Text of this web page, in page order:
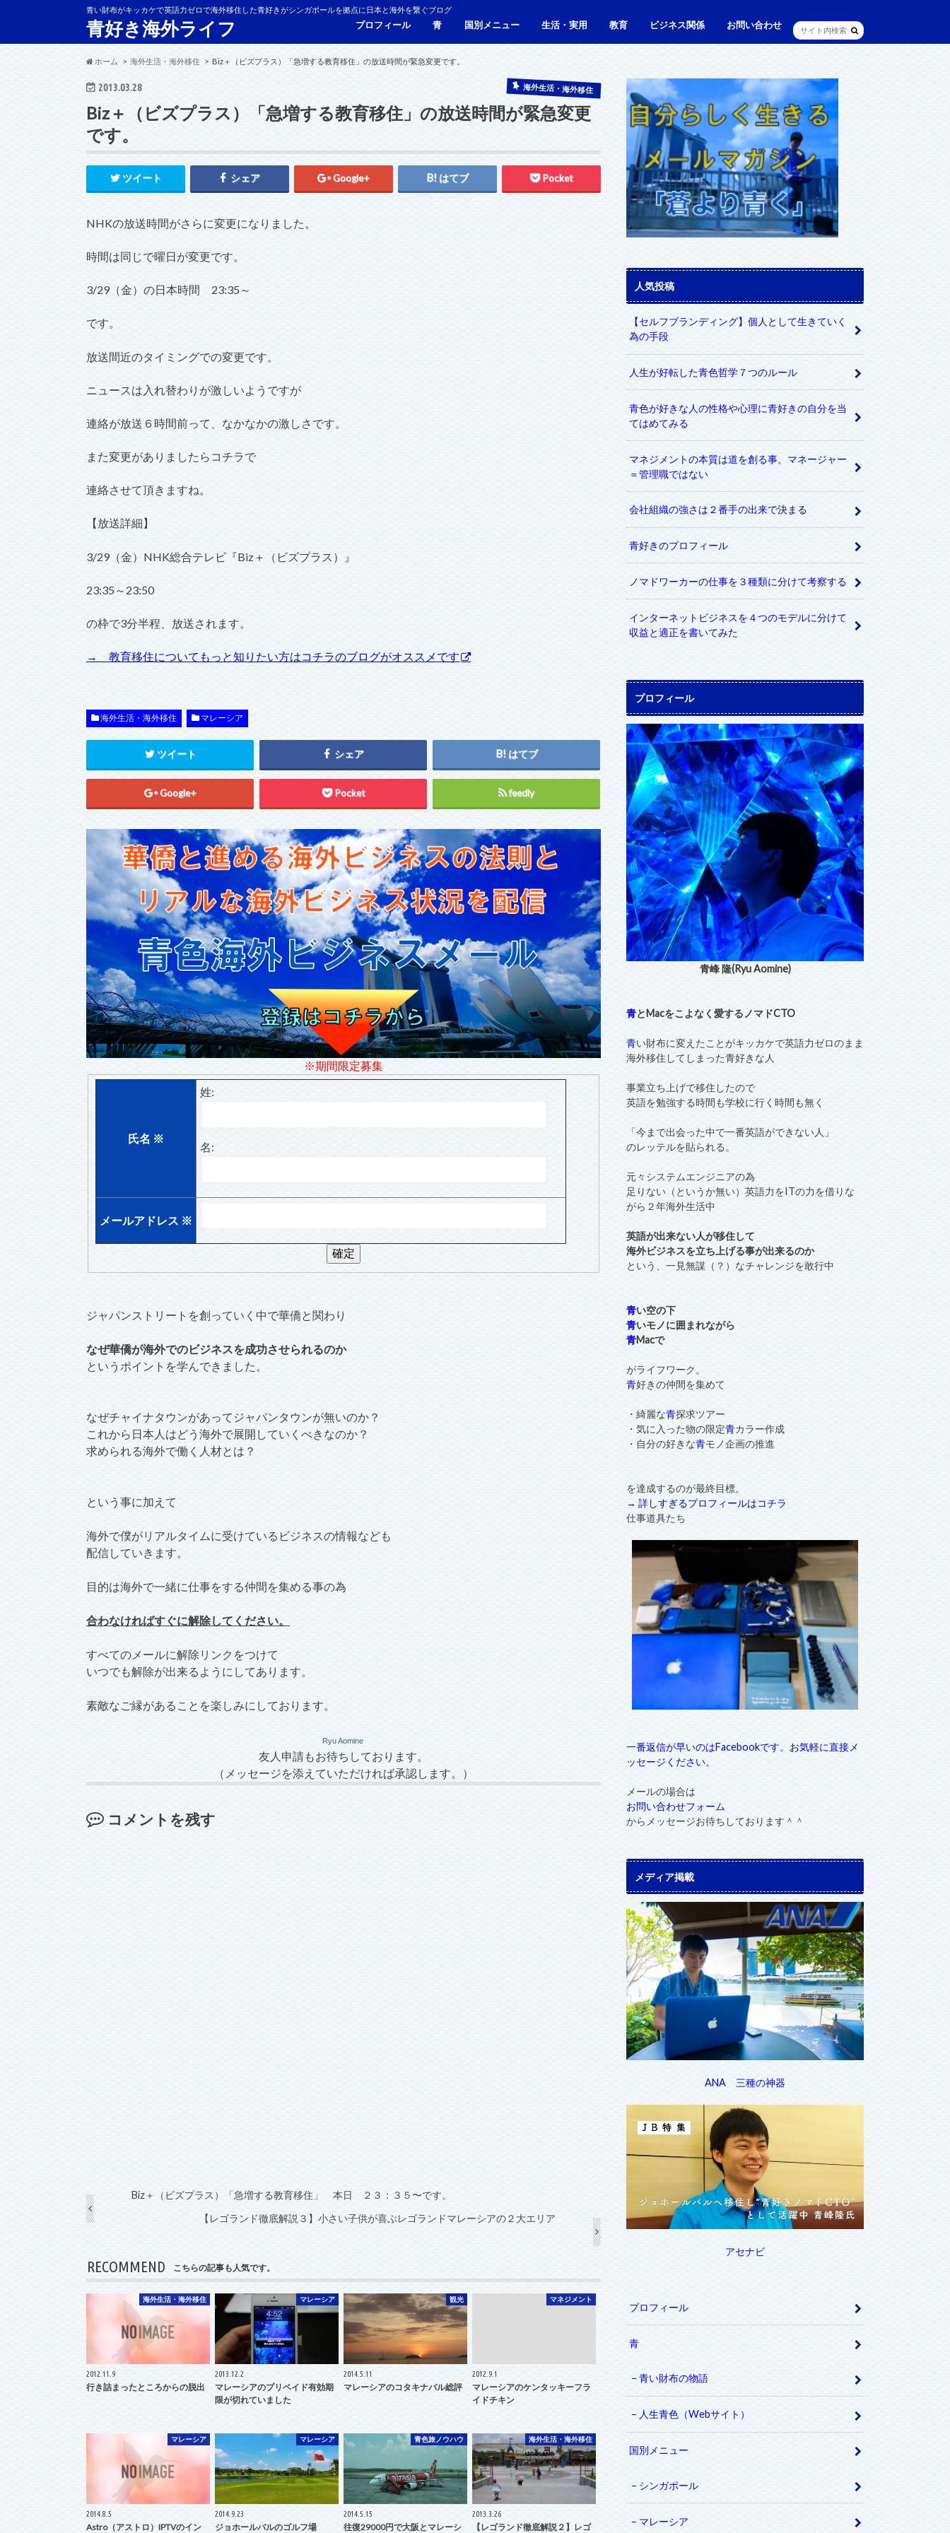
青い財布がキッカケで英語力ゼロで海外移住した青好きがシンガポールを拠点に日本と海外を繋ぐブログ
青好き海外ライフ プロフィール 青 国別メニュー 生活・実用 教育 ビジネス関係 お問い合わせ
ホーム 海外生活・海外移住 Biz＋（ビズプラス）「急増する教育移住」の放送時間が緊急変更です。
2013.03.28 海外生活・海外移住
Biz＋（ビズプラス）「急増する教育移住」の放送時間が緊急変更
です。
ツイート シェア Google+ はてブ Pocket
NHKの放送時間がさらに変更になりました。
時間は同じで曜日が変更です。
3/29（金）の日本時間 23:35～
です。
放送間近のタイミングでの変更です。
ニュースは入れ替わりが激しいようですが
連絡が放送６時間前って、なかなかの激しさです。
また変更がありましたらコチラで
連絡させて頂きますね。
【放送詳細】
3/29（金）NHK総合テレビ『Biz＋（ビズプラス）』
23:35～23:50
の枠で3分半程、放送されます。
→ 教育移住についてもっと知りたい方はコチラのブログがオススメです
海外生活・海外移住 マレーシア
ツイート シェア はてブ
Google+ Pocket feedly
※期間限定募集
氏名 ※
姓:
名:
メールアドレス ※
ジャパンストリートを創っていく中で華僑と関わり
なぜ華僑が海外でのビジネスを成功させられるのか
というポイントを学んできました。
なぜチャイナタウンがあってジャパンタウンが無いのか？
これから日本人はどう海外で展開していくべきなのか？
求められる海外で働く人材とは？
という事に加えて
海外で僕がリアルタイムに受けているビジネスの情報なども
配信していきます。
目的は海外で一緒に仕事をする仲間を集める事の為
合わなければすぐに解除してください。
すべてのメールに解除リンクをつけて
いつでも解除が出来るようにしてあります。
素敵なご縁があることを楽しみにしております。
Ryu Aomine
友人申請もお待ちしております。
（メッセージを添えていただければ承認します。）
コメントを残す
Biz＋（ビズプラス）「急増する教育移住」 本日 ２３：３５〜です。
【レゴランド徹底解説３】小さい子供が喜ぶレゴランドマレーシアの２大エリア
RECOMMEND こちらの記事も人気です。
海外生活・海外移住
2012.11.9
行き詰まったところからの脱出
マレーシア
2013.12.2
マレーシアのプリペイド有効期
限が切れていました
観光
2014.5.11
マレーシアのコタキナバル総評
マネジメント
2012.9.1
マレーシアのケンタッキーフラ
イドチキン
マレーシア
2014.8.5
Astro（アストロ）IPTVのイン
マレーシア
2014.9.23
ジョホールバルのゴルフ場
青色旅ノウハウ
2014.5.15
往復29000円で大阪とマレーシ
海外生活・海外移住
2013.3.26
【レゴランド徹底解説２】レゴ
人気投稿
【セルフブランディング】個人として生きていく
為の手段
人生が好転した青色哲学７つのルール
青色が好きな人の性格や心理に青好きの自分を当
てはめてみる
マネジメントの本質は道を創る事。マネージャー
＝管理職ではない
会社組織の強さは２番手の出来で決まる
青好きのプロフィール
ノマドワーカーの仕事を３種類に分けて考察する
インターネットビジネスを４つのモデルに分けて
収益と適正を書いてみた
プロフィール
青峰 隆(Ryu Aomine)
青とMacをこよなく愛するノマドCTO
青い財布に変えたことがキッカケで英語力ゼロのまま
海外移住してしまった青好きな人
事業立ち上げで移住したので
英語を勉強する時間も学校に行く時間も無く
「今まで出会った中で一番英語ができない人」
のレッテルを貼られる。
元々システムエンジニアの為
足りない（というか無い）英語力をITの力を借りな
がら２年海外生活中
英語が出来ない人が移住して
海外ビジネスを立ち上げる事が出来るのか
という、一見無謀（？）なチャレンジを敢行中
青い空の下
青いモノに囲まれながら
青Macで
がライフワーク。
青好きの仲間を集めて
・綺麗な青探求ツアー
・気に入った物の限定青カラー作成
・自分の好きな青モノ企画の推進
を達成するのが最終目標。
→ 詳しすぎるプロフィールはコチラ
仕事道具たち
一番返信が早いのはFacebookです。お気軽に直接メ
ッセージください。
メールの場合は
お問い合わせフォーム
からメッセージお待ちしております＾＾
メディア掲載
ANA 三種の神器
アセナビ
プロフィール
青
青い財布の物語
人生青色（Webサイト）
国別メニュー
シンガポール
マレーシア